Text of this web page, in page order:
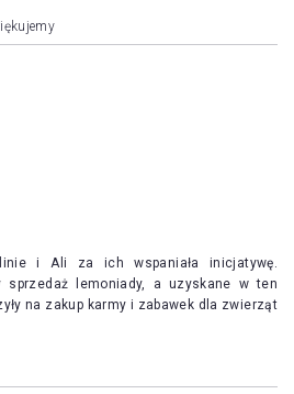
i Ali za ich wspaniała inicjatywę.
sprzedaż lemoniady, a uzyskane w ten
na zakup karmy i zabawek dla zwierząt